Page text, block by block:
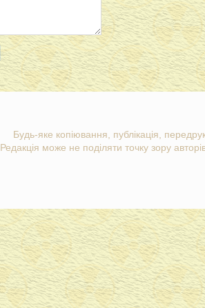
Будь-яке копіювання, публікація,
Редакція може не поділяти точку зору